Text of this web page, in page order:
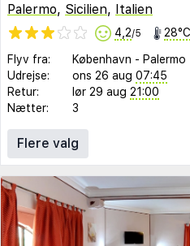
Palermo, Sicilien, Italien
4,2/5 28°C
Flyv fra: København - Palermo
Udrejse:
ons 26 aug 07:45
Retur:
lør 29 aug 21:00
Nætter:
3
Flere valg